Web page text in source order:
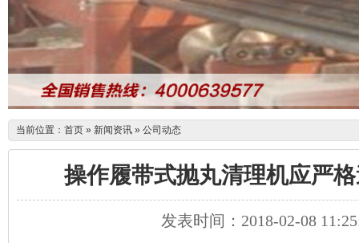
当前位置： 首页 » 新闻资讯 » 公司动态
操作履带式抛丸清理机应严
发表时间：2018-02-08